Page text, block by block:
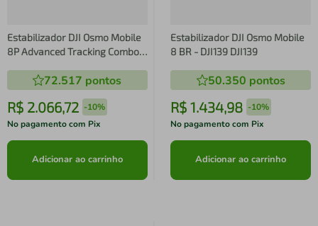
Estabilizador DJI Osmo Mobile
8P Advanced Tracking Combo
72.517 pontos
R$ 2.066,72 -10%
No pagamento com Pix
Adicionar ao carrinho
Estabilizador DJI Osmo Mobile
8 BR - DJI139 DJI139
50.350 pontos
R$ 1.434,98 -10%
No pagamento com Pix
Adicionar ao carrinho